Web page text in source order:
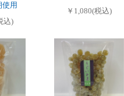
使用
込)
￥1,080(税込)